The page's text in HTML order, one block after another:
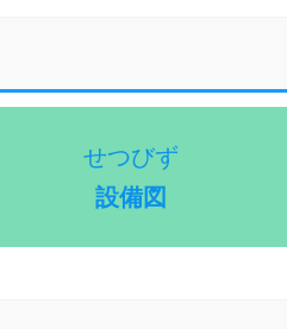
せつびず
設備図